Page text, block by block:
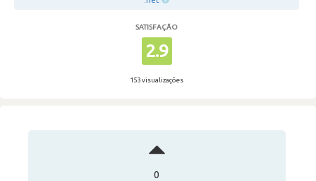
SATISFAÇÃO
2.9
153 visualizações
0